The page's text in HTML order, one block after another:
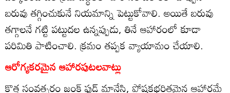
బరువు తగ్గించుకునే నియమాన్ని పెట్టుకోవాలి. అయితే బరువు
తగ్గాలనే గట్టి పట్టుదల ఉన్నప్పుడు, తినే ఆహారంలో కూడా
పరిమితి పాటించాలి. క్రమం తప్పక వ్యాయామం చేయాలి.
ఆరోగ్యకరమైన ఆహారపుటలవాట్లు
కొత్త సంవత్సరం జంక్‌ ఫుడ్‌ మానేసి, పోషకభరితమైన ఆహారమే